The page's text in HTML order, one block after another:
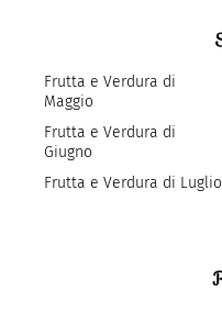
Frutta e Verdura di
Maggio
Frutta e Verdura di
Giugno
Frutta e Verdura di Luglio